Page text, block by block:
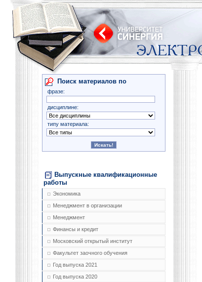
Поиск материалов по
фразе:
дисциплине:
типу материала:
Выпускные квалификационные
работы
Экономика
Менеджмент в организации
Менеджмент
Финансы и кредит
Московский открытый институт
Факультет заочного обучения
Год выпуска 2021
Год выпуска 2020